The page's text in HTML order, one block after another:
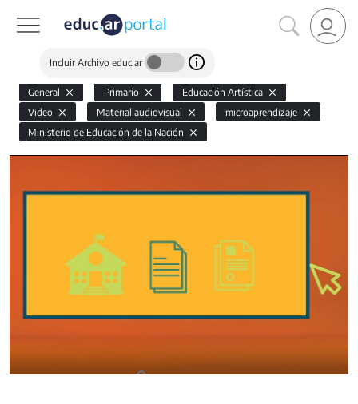
Incluir Archivo educ.ar
General Primario
Educación Artística
Video
Material audiovisual
microaprendizaje
Ministerio de Educación de la Nación